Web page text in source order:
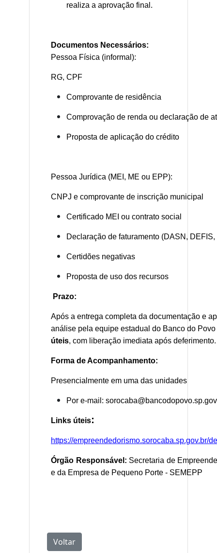
realiza a aprovação final.
Documentos Necessários:
Pessoa Física (informal):
RG, CPF
Comprovante de residência
Comprovação de renda ou declaração de
Proposta de aplicação do crédito
Pessoa Jurídica (MEI, ME ou EPP):
CNPJ e comprovante de inscrição municipal
Certificado MEI ou contrato social
Declaração de faturamento (DASN, DEFIS,
Certidões negativas
Proposta de uso dos recursos
Prazo:
Após a entrega completa da documentação e
análise pela equipe estadual do Banco do
úteis, com liberação imediata após deferimento.
Forma de Acompanhamento:
Presencialmente em uma das unidades
Por e-mail:
Links úteis:
https://empreendedorismo.sorocaba.sp.gov.br/
Órgão Responsável: Secretaria de
e da Empresa de Pequeno Porte - SEMEPP
Voltar